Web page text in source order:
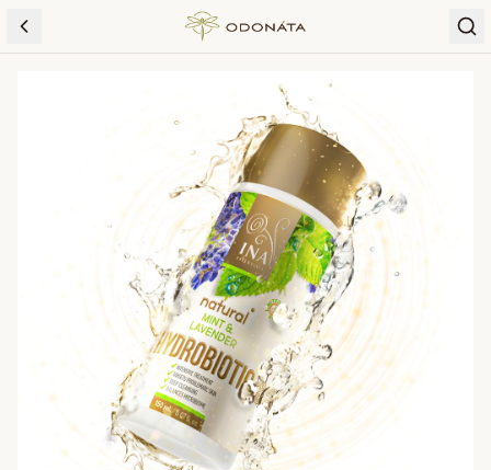
Skip to content